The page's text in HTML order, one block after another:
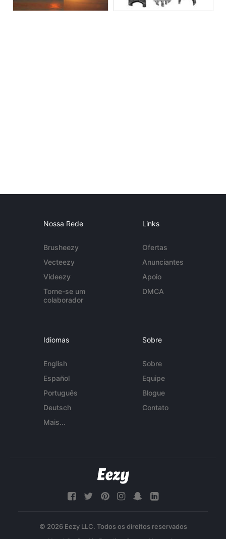
Nossa Rede
Brusheezy
Vecteezy
Videezy
Torne-se um
colaborador
Links
Ofertas
Anunciantes
Apoio
DMCA
Idiomas
English
Español
Português
Deutsch
Mais...
Sobre
Sobre
Equipe
Blogue
Contato
© 2026 Eezy LLC. Todos os direitos reservados